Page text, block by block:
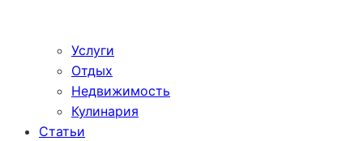
Услуги
Отдых
Недвижимость
Кулинария
Статьи